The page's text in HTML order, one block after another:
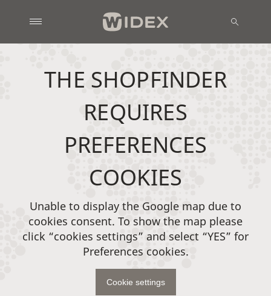
THE SHOPFINDER
REQUIRES
PREFERENCES
COOKIES
Unable to display the Google map due to
cookies consent. To show the map please
click “cookies settings” and select “YES” for
Preferences cookies.
Cookie settings